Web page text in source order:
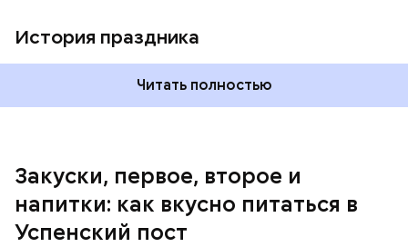
История праздника
Читать полностью
Закуски, первое, второе и
напитки: как вкусно питаться в
Успенский пост
600 г помидоров;
300 г моркови;
200 г шпината;
зелень петрушки и укропа.